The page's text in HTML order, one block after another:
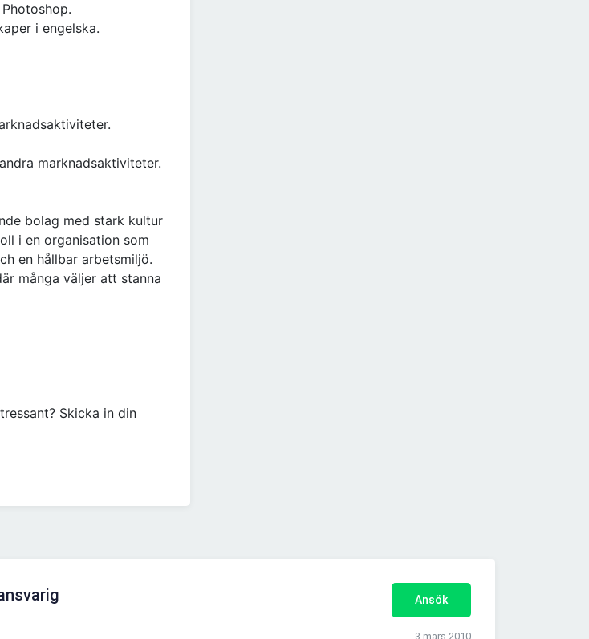
i engelska.
marknadsaktiviteter.
bolag med stark kultur
i en organisation som
en hållbar arbetsmiljö.
många väljer att stanna
Skicka in din
Ansök
3 mars 2010